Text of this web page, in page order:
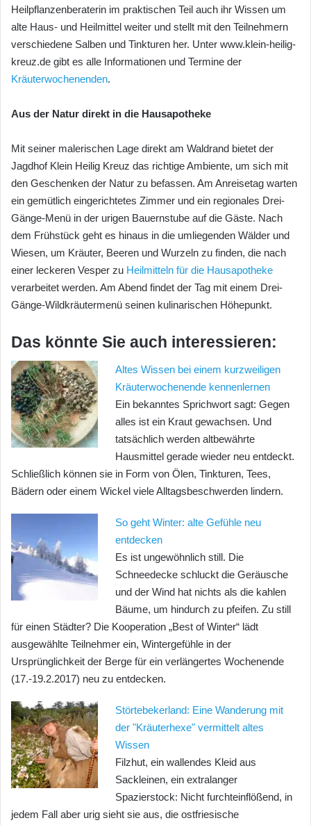
Heilpflanzenberaterin im praktischen Teil auch ihr Wissen um
alte Haus- und Heilmittel weiter und stellt mit den Teilnehmern
verschiedene Salben und Tinkturen her. Unter www.klein-heilig-
kreuz.de gibt es alle Informationen und Termine der
Kräuterwochenenden.
Aus der Natur direkt in die Hausapotheke
Mit seiner malerischen Lage direkt am Waldrand bietet der
Jagdhof Klein Heilig Kreuz das richtige Ambiente, um sich mit
den Geschenken der Natur zu befassen. Am Anreisetag warten
ein gemütlich eingerichtetes Zimmer und ein regionales Drei-
Gänge-Menü in der urigen Bauernstube auf die Gäste. Nach
dem Frühstück geht es hinaus in die umliegenden Wälder und
Wiesen, um Kräuter, Beeren und Wurzeln zu finden, die nach
einer leckeren Vesper zu Heilmitteln für die Hausapotheke
verarbeitet werden. Am Abend findet der Tag mit einem Drei-
Gänge-Wildkräutermenü seinen kulinarischen Höhepunkt.
Das könnte Sie auch interessieren:
Altes Wissen bei einem kurzweiligen
Kräuterwochenende kennenlernen
Ein bekanntes Sprichwort sagt: Gegen
alles ist ein Kraut gewachsen. Und
tatsächlich werden altbewährte
Hausmittel gerade wieder neu entdeckt.
Schließlich können sie in Form von Ölen, Tinkturen, Tees,
Bädern oder einem Wickel viele Alltagsbeschwerden lindern.
So geht Winter: alte Gefühle neu
entdecken
Es ist ungewöhnlich still. Die
Schneedecke schluckt die Geräusche
und der Wind hat nichts als die kahlen
Bäume, um hindurch zu pfeifen. Zu still
für einen Städter? Die Kooperation „Best of Winter“ lädt
ausgewählte Teilnehmer ein, Wintergefühle in der
Ursprünglichkeit der Berge für ein verlängertes Wochenende
(17.-19.2.2017) neu zu entdecken.
Störtebekerland: Eine Wanderung mit
der "Kräuterhexe" vermittelt altes
Wissen
Filzhut, ein wallendes Kleid aus
Sackleinen, ein extralanger
Spazierstock: Nicht furchteinflößend, in
jedem Fall aber urig sieht sie aus, die ostfriesische